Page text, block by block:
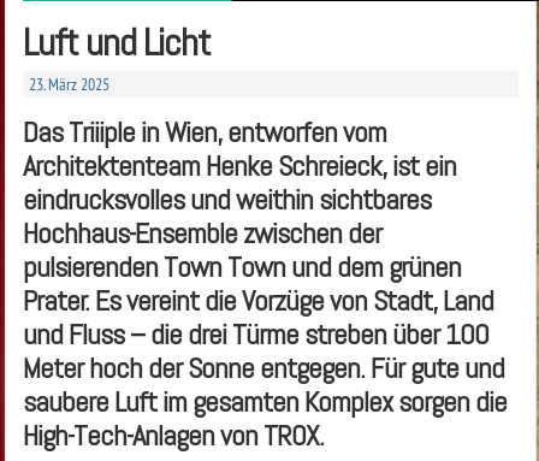
Luft und Licht
23. März 2025
Das Triiiple in Wien, entworfen vom
Architektenteam Henke Schreieck, ist ein
eindrucksvolles und weithin sichtbares
Hochhaus-Ensemble zwischen der
pulsierenden Town Town und dem grünen
Prater. Es vereint die Vorzüge von Stadt, Land
und Fluss – die drei Türme streben über 100
Meter hoch der Sonne entgegen. Für gute und
saubere Luft im gesamten Komplex sorgen die
High-Tech-Anlagen von TROX.